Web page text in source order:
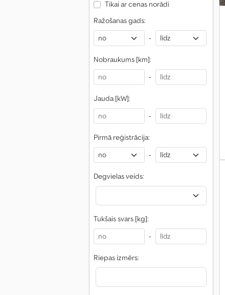
Tikai ar cenas norādi
Ražošanas gads:
-
Nobraukums [km]:
-
Jauda [kW]:
-
Pirmā reģistrācija:
-
Degvielas veids:
Tukšais svars [kg]:
-
Riepas izmērs: